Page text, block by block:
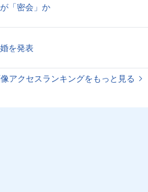
「密会」か
を発表
アクセスランキングをもっと見る